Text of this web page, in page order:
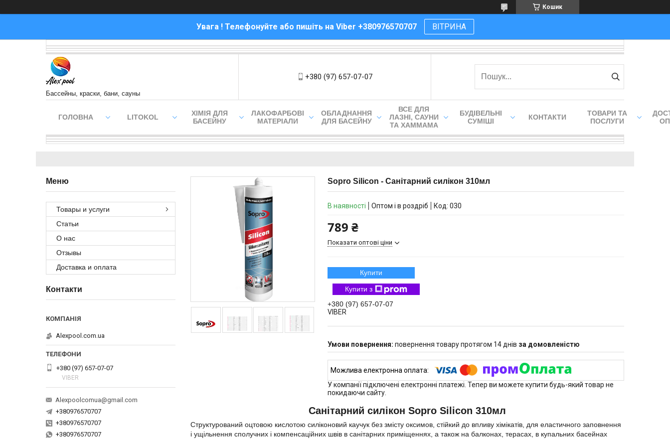
Кошик
Увага ! Телефонуйте або пишіть на Viber +380976570707 ВІТРИНА
Бассейны, краски, бани, сауны
+380 (97) 657-07-07
ГОЛОВНА LITOKOL
ХІМІЯ ДЛЯ
БАСЕЙНУ
ЛАКОФАРБОВІ
МАТЕРІАЛИ
ОБЛАДНАННЯ
ДЛЯ БАСЕЙНУ
ВСЕ ДЛЯ
ЛАЗНІ, САУНИ
ТА ХАММАМА
БУДІВЕЛЬНІ
СУМІШІ
КОНТАКТИ
ТОВАРИ ТА
ПОСЛУГИ
Sopro Silicon - Санітарний силікон 310мл
В наявності Оптом і в роздріб Код: 030
789 ₴
Показати оптові ціни
Купити
Купити з
+380 (97) 657-07-07
VIBER
повернення товару протягом 14 днів за домовленістю
У компанії підключені електронні платежі. Тепер ви можете купити будь-який товар не
покидаючи сайту.
Санітарний силікон Sopro Silicon 310мл
Структурований оцтовою кислотою силіконовий каучук без змісту оксимов, стійкий до впливу хімікатів, для еластичного заповнення
і ущільнення сполучних і компенсаційних швів в санітарних приміщеннях, а також на балконах, терасах, в купальних басейнах
Товары и услуги
Статьи
О нас
Отзывы
Доставка и оплата
Контакти
Alexpool.com.ua
+380 (97) 657-07-07
VIBER
Alexpoolcomua@gmail.com
+380976570707
+380976570707
+380976570707